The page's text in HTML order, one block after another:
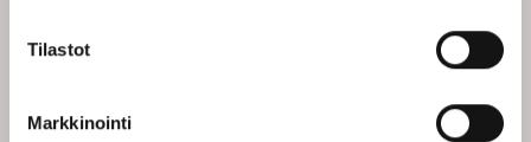
Tilastot
Markkinointi
Seepsulan oma hahmo, legendaarinen konekuski,
seikkailee seuraavilla videoilla ja kertoo totuuksia
silmäkulmassa, opettaen että monet puhuvat mutta